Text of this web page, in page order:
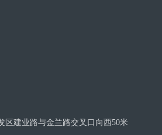
区建业路与金兰路交叉口向西50米